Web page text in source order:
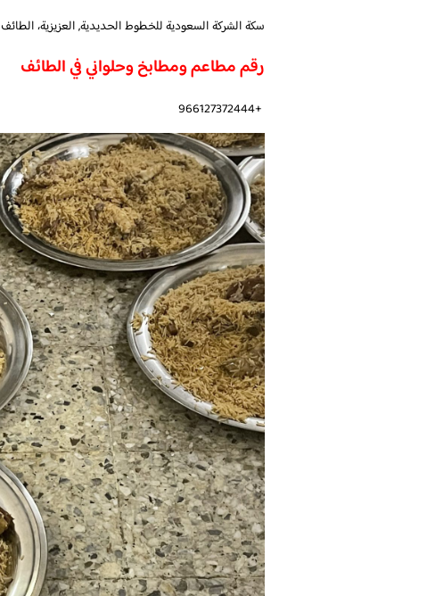
سكة الشركة السعودية للخطوط الحديدية, العزيزية، الطائف
رقم مطاعم ومطابخ وحلواني في الطائف
+966127372444